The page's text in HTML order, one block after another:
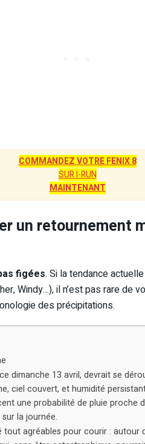
COMMANDEZ VOTRE FENIX 8
SUR I-RUN
MAINTENANT
un retournement
figées. Si la tendance
Windy…), il n’est pas rare de
des précipitations.
dimanche 13 avril, devrait se
ciel couvert, et humidité
une probabilité de pluie proche
la journée.
agréables pour courir : autour